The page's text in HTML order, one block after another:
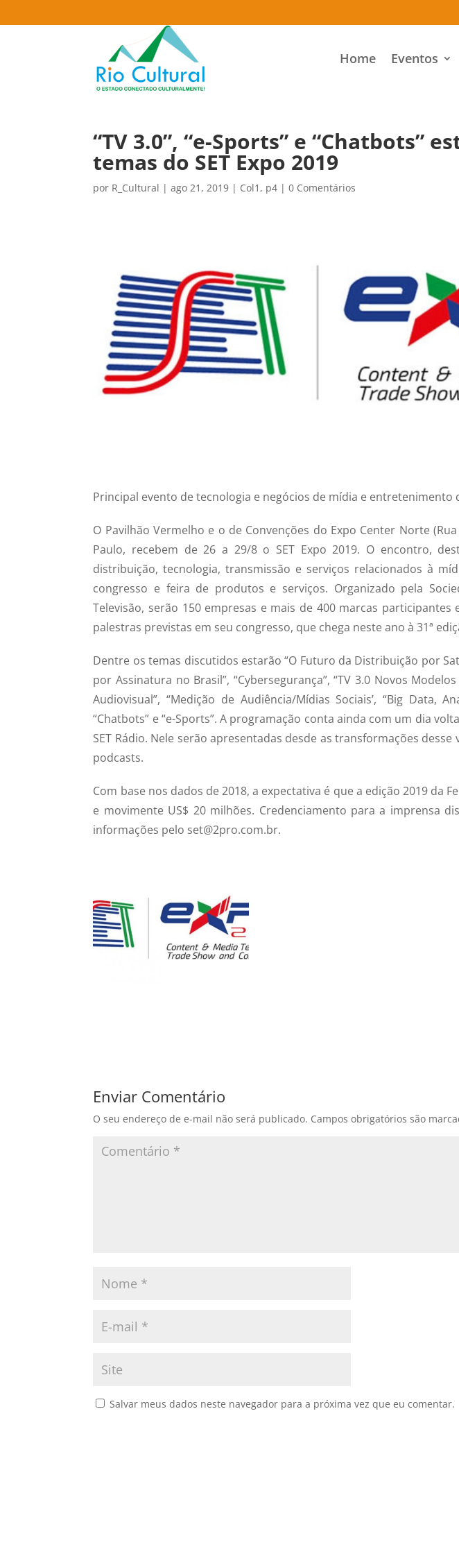
Home Eventos
“TV 3.0”, “e-Sports” e “Chatbots”
temas do SET Expo 2019
por R_Cultural |ago 21, 2019 | Col1 , p4 |0 Comentários
Principal evento de tecnologia e negócios de mídia e entretenimento
O Pavilhão Vermelho e o de Convenções do Expo Center Norte
Paulo, recebem de 26 a 29/8 o SET Expo 2019. O encontro,
distribuição, tecnologia, transmissão e serviços relacionados à
congresso e feira de produtos e serviços. Organizado pela
Televisão, serão 150 empresas e mais de 400 marcas participantes
palestras previstas em seu congresso, que chega neste ano à 31ª
Dentre os temas discutidos estarão “O Futuro da Distribuição por
por Assinatura no Brasil”, “Cybersegurança”, “TV 3.0 Novos
Audiovisual”, “Medição de Audiência/Mídias Sociais’, “Big Data,
“Chatbots” e “e-Sports”. A programação conta ainda com um dia
SET Rádio. Nele serão apresentadas desde as transformações
podcasts.
Com base nos dados de 2018, a expectativa é que a edição 2019 da
e movimente US$ 20 milhões. Credenciamento para a imprensa
informações pelo set@2pro.com.br.
Enviar Comentário
O seu endereço de e-mail não será publicado. Campos obrigatórios são
Salvar meus dados neste navegador para a próxima vez que eu comentar.